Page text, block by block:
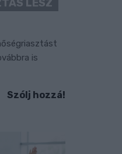
LESZ
is
Szólj hozzá!